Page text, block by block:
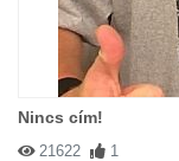
Nincs cím!
21622 1